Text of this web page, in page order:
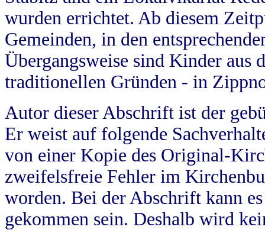
wurden errichtet. Ab diesem
Gemeinden, in den
Übergangsweise sind Kinder aus
traditionellen Gründen - in
Autor dieser Abschrift ist der
Er weist auf folgende
von einer Kopie des Original-
zweifelsfreie Fehler im
worden. Bei der Abschrift kann
gekommen sein. Deshalb wird